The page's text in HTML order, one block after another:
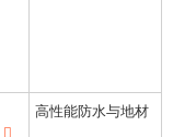
高性能防水与地材